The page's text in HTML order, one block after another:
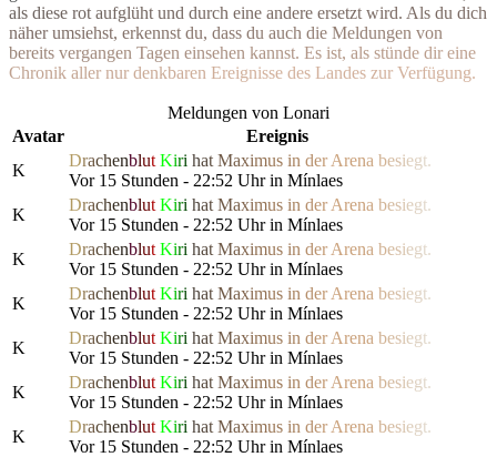
als diese rot aufglüht und durch eine andere ersetzt wird. Als du dich
näher umsiehst, erkennst du, dass du auch die Meldungen von
bereits vergangen Tagen einsehen kannst. Es ist, als stünde dir eine
Chronik aller nur denkbaren Ereignisse des Landes zur Verfügung.
Meldungen von Lonari
Avatar
Ereignis
K
Drachenblut Kiri hat Maximus in derArena besiegt.
Vor 15 Stunden - 22:52 Uhr in Mínlaes
K
Drachenblut Kiri hat Maximus in derArena besiegt.
Vor 15 Stunden - 22:52 Uhr in Mínlaes
K
Drachenblut Kiri hat Maximus in derArena besiegt.
Vor 15 Stunden - 22:52 Uhr in Mínlaes
K
Drachenblut Kiri hat Maximus in derArena besiegt.
Vor 15 Stunden - 22:52 Uhr in Mínlaes
K
Drachenblut Kiri hat Maximus in derArena besiegt.
Vor 15 Stunden - 22:52 Uhr in Mínlaes
K
Drachenblut Kiri hat Maximus in derArena besiegt.
Vor 15 Stunden - 22:52 Uhr in Mínlaes
K
Drachenblut Kiri hat Maximus in derArena besiegt.
Vor 15 Stunden - 22:52 Uhr in Mínlaes